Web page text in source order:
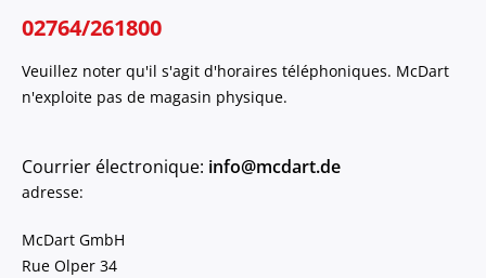
02764/261800
Veuillez noter qu'il s'agit d'horaires téléphoniques. McDart
n'exploite pas de magasin physique.
Courrier électronique: info@mcdart.de
adresse:
McDart GmbH
Rue Olper 34